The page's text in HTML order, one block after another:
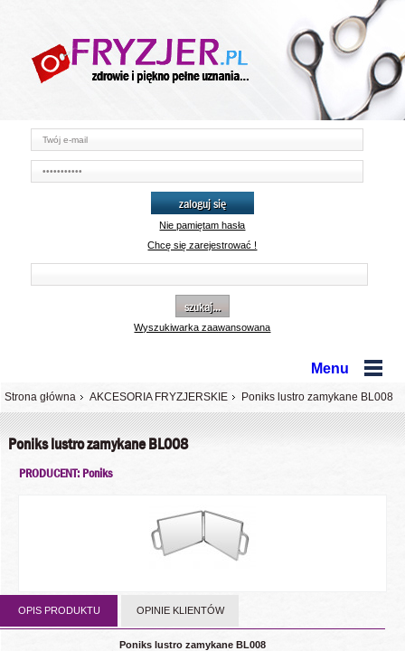
zaloguj się
Nie pamiętam hasła
Chcę się zarejestrować !
szukaj...
Wyszukiwarka zaawansowana
Menu
Strona główna AKCESORIA FRYZJERSKIE Poniks lustro zamykane BL008
Poniks lustro zamykane BL008
PRODUCENT: Poniks
OPIS PRODUKTU OPINIE KLIENTÓW
Poniks lustro zamykane BL008